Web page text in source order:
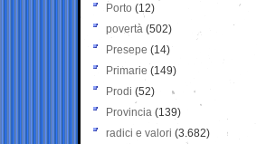
Porto (12)
povertà (502)
Presepe (14)
Primarie (149)
Prodi (52)
Provincia (139)
radici e valori (3.682)